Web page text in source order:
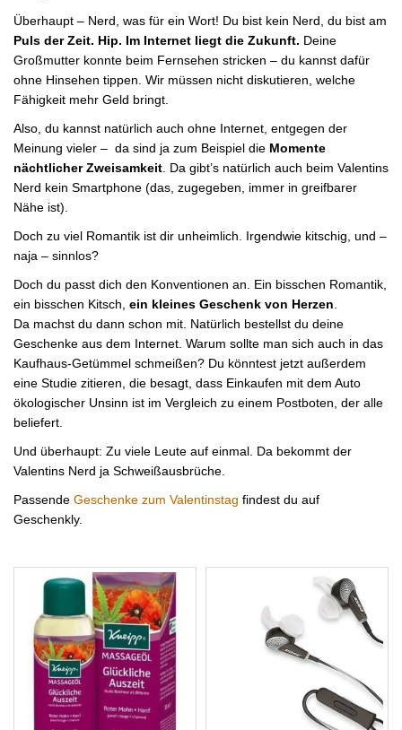
Überhaupt – Nerd, was für ein Wort! Du bist kein Nerd, du bist am
Puls der Zeit. Hip. Im Internet liegt die Zukunft. Deine
Großmutter konnte beim Fernsehen stricken – du kannst dafür
ohne Hinsehen tippen. Wir müssen nicht diskutieren, welche
Fähigkeit mehr Geld bringt.
Also, du kannst natürlich auch ohne Internet, entgegen der
Meinung vieler – da sind ja zum Beispiel die Momente
nächtlicher Zweisamkeit . Da gibt’s natürlich auch beim Valentins
Nerd kein Smartphone (das, zugegeben, immer in greifbarer
Nähe ist).
Doch zu viel Romantik ist dir unheimlich. Irgendwie kitschig, und –
naja – sinnlos?
Doch du passt dich den Konventionen an. Ein bisschen Romantik,
ein bisschen Kitsch, ein kleines Geschenk von Herzen
Da machst du dann schon mit. Natürlich bestellst du deine
Geschenke aus dem Internet. Warum sollte man sich auch in das
Kaufhaus-Getümmel schmeißen? Du könntest jetzt außerdem
eine Studie zitieren, die besagt, dass Einkaufen mit dem Auto
ökologischer Unsinn ist im Vergleich zu einem Postboten, der alle
beliefert.
Und überhaupt: Zu viele Leute auf einmal. Da bekommt der
Valentins Nerd ja Schweißausbrüche.
Passende Geschenke zum Valentinstag findest du auf
Geschenkly.